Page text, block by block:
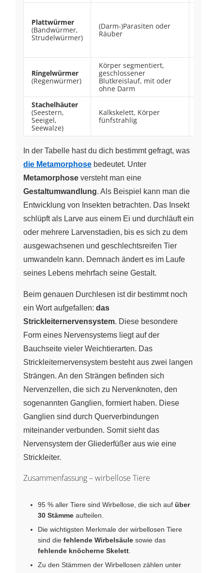
Plattwürmer
(Bandwürmer,
Strudelwürmer)
(Darm-)Parasiten oder
Räuber
Ringelwürmer
(Regenwürmer)
Körper segmentiert,
geschlossener
Blutkreislauf, mit oder
ohne Darm
Stachelhäuter
(Seestern,
Seeigel,
Seewalze)
Kalkskelett, Körper
fünfstrahlig
In der Tabelle hast du dich bestimmt gefragt, was
die Metamorphose bedeutet. Unter
Metamorphose versteht man eine
Gestaltumwandlung. Als Beispiel kann man die
Entwicklung von Insekten betrachten. Das Insekt
schlüpft als Larve aus einem Ei und durchläuft ein
oder mehrere Larvenstadien, bis es sich zu dem
ausgewachsenen und geschlechtsreifen Tier
umwandeln kann. Demnach ändert es im Laufe
seines Lebens mehrfach seine Gestalt.
Beim genauen Durchlesen ist dir bestimmt noch
ein Wort aufgefallen: das
Strickleiternervensystem. Diese besondere
Form eines Nervensystems liegt auf der
Bauchseite vieler Weichtierarten. Das
Strickleiternervensystem besteht aus zwei langen
Strängen. An den Strängen befinden sich
Nervenzellen, die sich zu Nervenknoten, den
sogenannten Ganglien, formiert haben. Diese
Ganglien sind durch Querverbindungen
miteinander verbunden. Somit sieht das
Nervensystem der Gliederfüßer aus wie eine
Strickleiter.
Zusammenfassung – wirbellose Tiere
95 % aller Tiere sind Wirbellose, die sich auf über
30 Stämme aufteilen.
Die wichtigsten Merkmale der wirbellosen Tiere
sind die fehlende Wirbelsäule sowie das
fehlende knöcherne Skelett.
Zu den Stämmen der Wirbellosen zählen unter